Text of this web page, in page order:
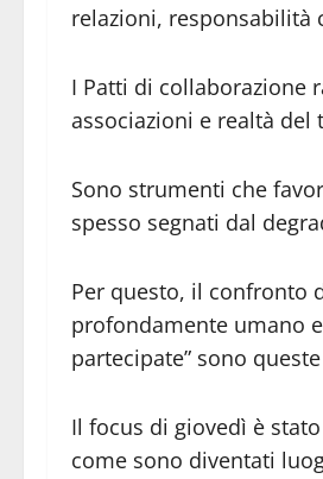
relazioni, responsabilità
I Patti di collaborazione
associazioni e realtà
Sono strumenti che
spesso segnati dal
Per questo, il confronto
profondamente umano
partecipate” sono
Il focus di giovedì è
come sono diventati